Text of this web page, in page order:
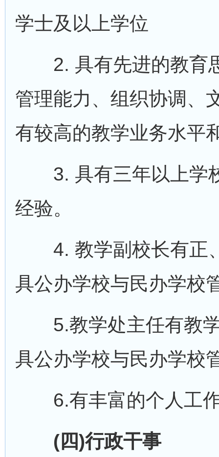
学士及以上学位
2. 具有先进的教育
管理能力、组织协调、
有较高的教学业务水平
3. 具有三年以上学
经验。
4. 教学副校长有正
具公办学校与民办学校
5.教学处主任有教学
具公办学校与民办学校
6.有丰富的个人工
(四)行政干事